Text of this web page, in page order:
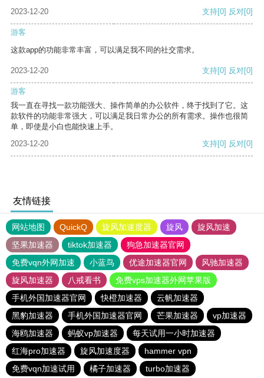
2023-12-20
支持[0] 反对[0]
游客
这款app的功能非常丰富，可以满足我不同的社交需求。
2023-12-20 支持[0] 反对[0]
游客
我一直在寻找一款功能强大、操作简单的办公软件，终于找到了它。这
款软件的功能非常强大，可以满足我日常办公的所有需求。操作也很简
单，即使是小白也能快速上手。
2023-12-20
支持[0] 反对[0]
友情链接
网站地图 QuickQ 旋风加速度器 旋风
旋风加速
坚果加速器
tiktok加速器
狗急加速器官网
免费vqn外网加速
小蓝鸟 优途加速器官网
风驰加速器
旋风加速器
八戒看书
免费vps加速器外网苹果版
手机外国加速器官网
快橙加速器
云帆加速器
黑豹加速器
手机外国加速器官网 芒果加速器
vp加速器
海鸥加速器
蚂蚁vp加速器
每天试用一小时加速器
红海pro加速器
旋风加速度器
hammer vpn
免费vqn加速试用
橘子加速器 turbo加速器